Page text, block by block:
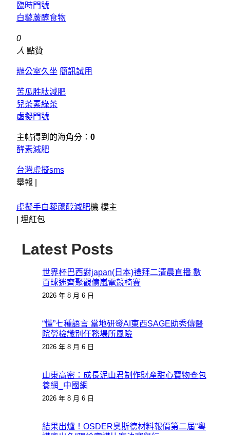
臨時門號
白藜蘆醇食物
0
人 點贊
辦公室久坐 簡訊試用
苦瓜胜肽減肥
兒茶素綠茶
虛擬門號
主帖得到的海角分： 0
酵素減肥
台灣虛擬sms
舉報 |
虛擬手白藜蘆醇減肥機 樓主
埋紅包
Latest Posts
世界杯巴西對japan(日本)禮拜二清晨直播 數
百球迷齊聚觀億嵐電競椅賽
2026 年 8 月 6 日
“懂”七種語言 當地研發AI東西SAGE助秀傳醫
院勞檢識別任務場所風險
2026 年 8 月 6 日
山東高密：成長泥山君制作財產甜心寶物查包
養網_中國網
2026 年 8 月 6 日
結果出爐！OSDER奧斯德材料報價第二屆“粵